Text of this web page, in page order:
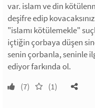
var. islam ve din
deşifre edip
"islamı kötülemekle"
içtiğin çorbaya düşen
senin çorbanla, seninle
ediyor farkında ol.
(7) (1)